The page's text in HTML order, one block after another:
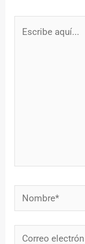
Nombre*
Correo